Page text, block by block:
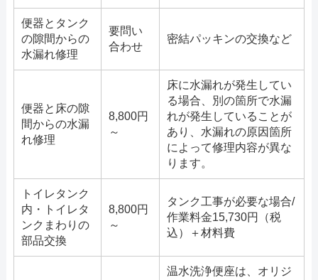
便器とタンク
の隙間からの
水漏れ修理
要問い
合わせ
密結パッキンの交換など
便器と床の隙
間からの水漏
れ修理
8,800円
～
床に水漏れが発生してい
る場合、別の箇所で水漏
れが発生していることが
あり、水漏れの原因箇所
によって修理内容が異な
ります。
トイレタンク
内・トイレタ
ンクまわりの
部品交換
8,800円
～
タンク工事が必要な場合/
作業料金15,730円（税
込）＋材料費
温水洗浄便座は、オリジ